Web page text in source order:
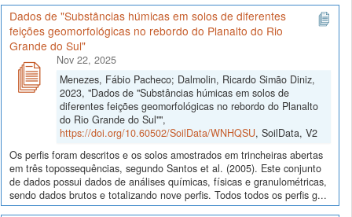
Dados de "Substâncias húmicas em solos de diferentes
feições geomorfológicas no rebordo do Planalto do Rio
Grande do Sul"
Nov 22, 2025
Menezes, Fábio Pacheco; Dalmolin, Ricardo Simão Diniz,
2023, "Dados de "Substâncias húmicas em solos de
diferentes feições geomorfológicas no rebordo do Planalto
do Rio Grande do Sul"",
https://doi.org/10.60502/SoilData/WNHQSU, SoilData, V2
Os perfis foram descritos e os solos amostrados em trincheiras abertas
em três topossequências, segundo Santos et al. (2005). Este conjunto
de dados possui dados de análises químicas, físicas e granulométricas,
sendo dados brutos e totalizando nove perfis. Todos todos os perfis g...